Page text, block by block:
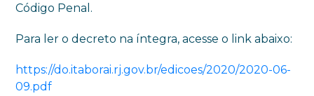
Código Penal.
Para ler o decreto na íntegra, acesse o link abaixo:
https://do.itaborai.rj.gov.br/edicoes/2020/2020-06-
09.pdf